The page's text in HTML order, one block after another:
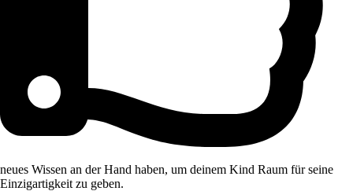
neues Wissen an der Hand haben, um deinem Kind Raum für seine
Einzigartigkeit zu geben.